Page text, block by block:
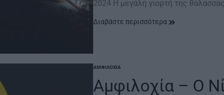
2024 Η μεγάλη γιορτή της
Διαβάστε περισσότερα
POSTED
ΑΜΦΙΛΟΧΊΑ
Αμφιλοχία – O Νίκος Πορτοκάλογλου στο